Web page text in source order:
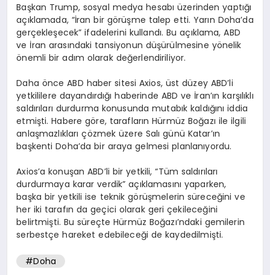
Başkan Trump, sosyal medya hesabı üzerinden yaptığı
açıklamada, “İran bir görüşme talep etti. Yarın Doha’da
gerçekleşecek” ifadelerini kullandı. Bu açıklama, ABD
ve İran arasındaki tansiyonun düşürülmesine yönelik
önemli bir adım olarak değerlendiriliyor.
Daha önce ABD haber sitesi Axios, üst düzey ABD’li
yetkililere dayandırdığı haberinde ABD ve İran’ın karşılıklı
saldırıları durdurma konusunda mutabık kaldığını iddia
etmişti. Habere göre, tarafların Hürmüz Boğazı ile ilgili
anlaşmazlıkları çözmek üzere Salı günü Katar’ın
başkenti Doha’da bir araya gelmesi planlanıyordu.
Axios’a konuşan ABD’li bir yetkili, “Tüm saldırıları
durdurmaya karar verdik” açıklamasını yaparken,
başka bir yetkili ise teknik görüşmelerin süreceğini ve
her iki tarafın da geçici olarak geri çekileceğini
belirtmişti. Bu süreçte Hürmüz Boğazı’ndaki gemilerin
serbestçe hareket edebileceği de kaydedilmişti.
#Doha